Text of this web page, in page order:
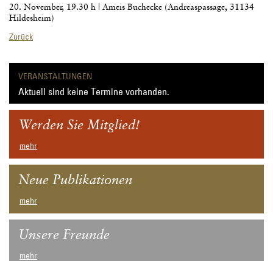
20. November, 19.30 h | Ameis Buchecke (Andreaspassage, 31134
Hildesheim)
Zurück
VERANSTALTUNGEN
Aktuell sind keine Termine vorhanden.
Werden Sie Mitglied!
mehr
Neue Publikationen
mehr
Unsere Freunde
mehr